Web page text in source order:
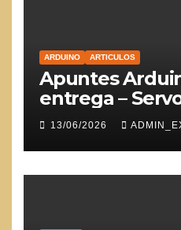
ARDUINO ARTICULOS
Apuntes
entrega –
13/06/2026